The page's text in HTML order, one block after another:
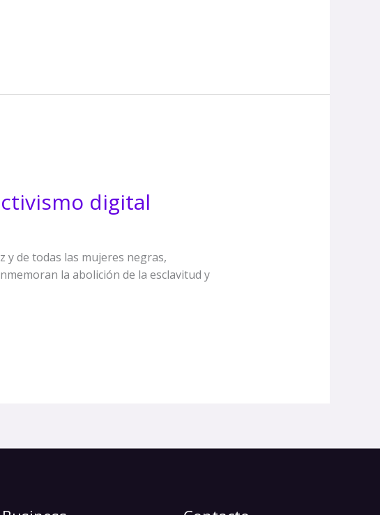
digital
y de todas las mujeres negras,
la abolición de la esclavitud y